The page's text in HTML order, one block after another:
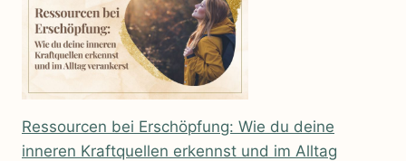
Ressourcen bei Erschöpfung: Wie du deine
inneren Kraftquellen erkennst und im Alltag